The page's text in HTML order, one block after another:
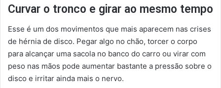
Curvar o tronco e girar ao mesmo tempo
Esse é um dos movimentos que mais aparecem nas crises
de hérnia de disco. Pegar algo no chão, torcer o corpo
para alcançar uma sacola no banco do carro ou virar com
peso nas mãos pode aumentar bastante a pressão sobre o
disco e irritar ainda mais o nervo.